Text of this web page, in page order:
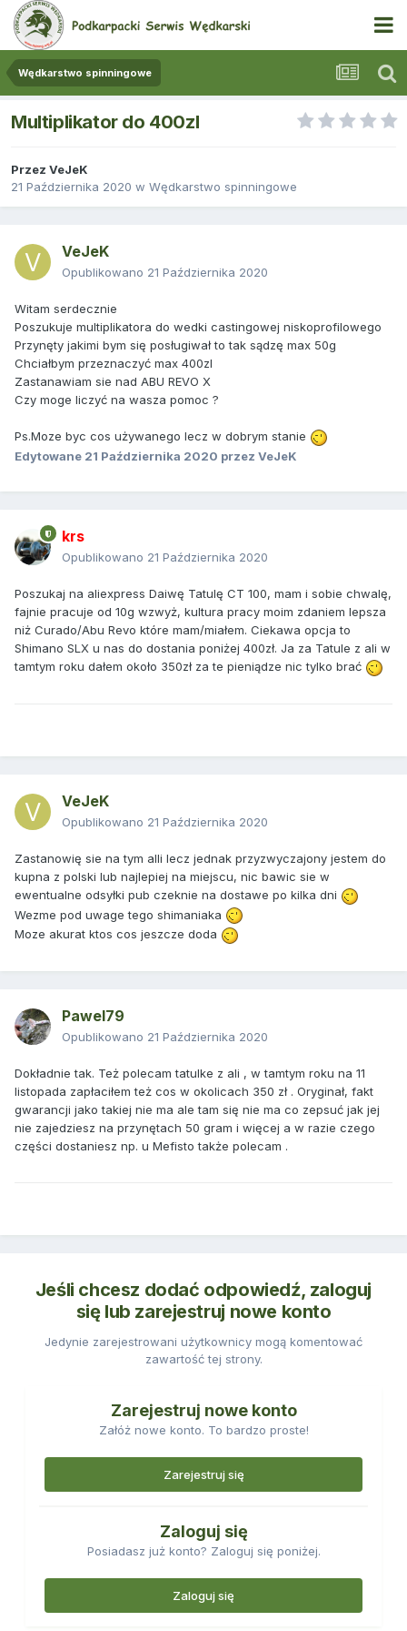
Wędkarstwo spinningowe
Multiplikator do 400zl
Przez VeJeK
21 Października 2020 w Wędkarstwo spinningowe
VeJeK
Opublikowano 21 Października 2020
Witam serdecznie
Poszukuje multiplikatora do wedki castingowej niskoprofilowego
Przynęty jakimi bym się posługiwał to tak sądzę max 50g
Chciałbym przeznaczyć max 400zl
Zastanawiam sie nad ABU REVO X
Czy moge liczyć na wasza pomoc ?
Ps.Moze byc cos używanego lecz w dobrym stanie
Edytowane 21 Października 2020 przez VeJeK
krs
Opublikowano 21 Października 2020
Poszukaj na aliexpress Daiwę Tatulę CT 100, mam i sobie chwalę,
fajnie pracuje od 10g wzwyż, kultura pracy moim zdaniem lepsza
niż Curado/Abu Revo które mam/miałem. Ciekawa opcja to
Shimano SLX u nas do dostania poniżej 400zł. Ja za Tatule z ali w
tamtym roku dałem około 350zł za te pieniądze nic tylko brać
VeJeK
Opublikowano 21 Października 2020
Zastanowię sie na tym alli lecz jednak przyzwyczajony jestem do
kupna z polski lub najlepiej na miejscu, nic bawic sie w
ewentualne odsyłki pub czeknie na dostawe po kilka dni
Wezme pod uwage tego shimaniaka
Moze akurat ktos cos jeszcze doda
Pawel79
Opublikowano 21 Października 2020
Dokładnie tak. Też polecam tatulke z ali , w tamtym roku na 11
listopada zapłaciłem też cos w okolicach 350 zł . Oryginał, fakt
gwarancji jako takiej nie ma ale tam się nie ma co zepsuć jak jej
nie zajedziesz na przynętach 50 gram i więcej a w razie czego
części dostaniesz np. u Mefisto także polecam .
Jeśli chcesz dodać odpowiedź, zaloguj
się lub zarejestruj nowe konto
Jedynie zarejestrowani użytkownicy mogą komentować
zawartość tej strony.
Zarejestruj nowe konto
Załóż nowe konto. To bardzo proste!
Zarejestruj się
Zaloguj się
Posiadasz już konto? Zaloguj się poniżej.
Zaloguj się